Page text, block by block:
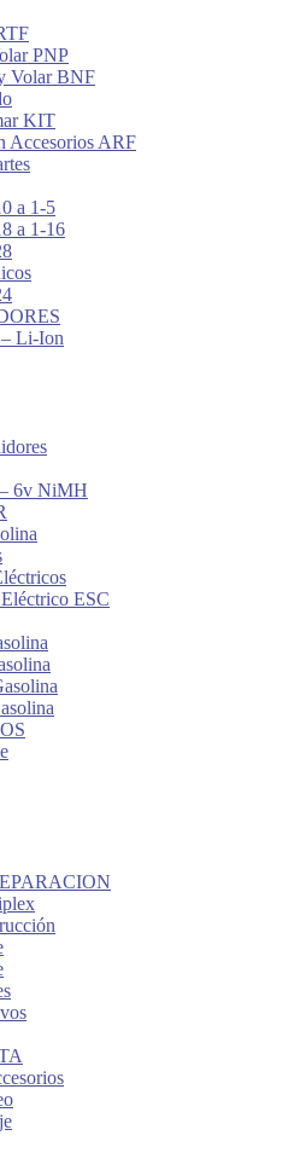
PNP
Volar BNF
KIT
Accesorios ARF
a 1-5
a 1-16
Li-Ion
6v NiMH
ESC